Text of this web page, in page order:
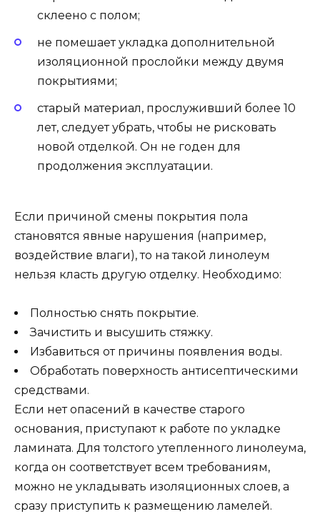
склеено с полом;
не помешает укладка дополнительной
изоляционной прослойки между двумя
покрытиями;
старый материал, прослуживший более 10
лет, следует убрать, чтобы не рисковать
новой отделкой. Он не годен для
продолжения эксплуатации.
Если причиной смены покрытия пола
становятся явные нарушения (например,
воздействие влаги), то на такой линолеум
нельзя класть другую отделку. Необходимо:
Полностью снять покрытие.
Зачистить и высушить стяжку.
Избавиться от причины появления воды.
Обработать поверхность антисептическими
средствами.
Если нет опасений в качестве старого
основания, приступают к работе по укладке
ламината. Для толстого утепленного линолеума,
когда он соответствует всем требованиям,
можно не укладывать изоляционных слоев, а
сразу приступить к размещению ламелей.